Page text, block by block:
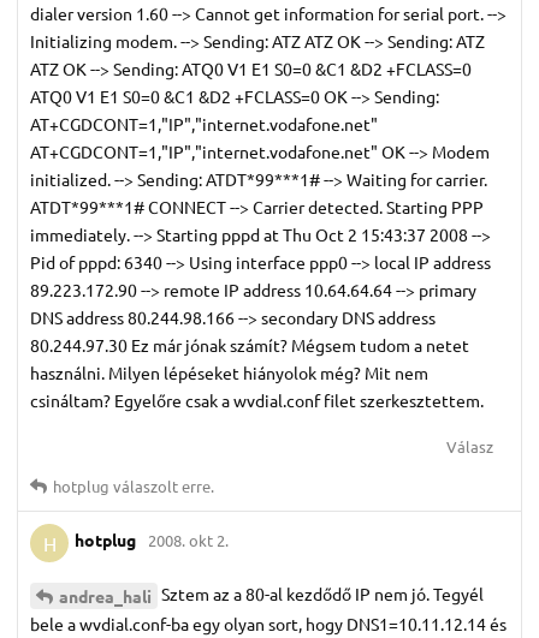
dialer version 1.60 --> Cannot get information for serial port. -->
Initializing modem. --> Sending: ATZ ATZ OK --> Sending: ATZ
ATZ OK --> Sending: ATQ0 V1 E1 S0=0 &C1 &D2 +FCLASS=0
ATQ0 V1 E1 S0=0 &C1 &D2 +FCLASS=0 OK --> Sending:
AT+CGDCONT=1,"IP","internet.vodafone.net"
AT+CGDCONT=1,"IP","internet.vodafone.net" OK --> Modem
initialized. --> Sending: ATDT*99***1# --> Waiting for carrier.
ATDT*99***1# CONNECT --> Carrier detected. Starting PPP
immediately. --> Starting pppd at Thu Oct 2 15:43:37 2008 -->
Pid of pppd: 6340 --> Using interface ppp0 --> local IP address
89.223.172.90 --> remote IP address 10.64.64.64 --> primary
DNS address 80.244.98.166 --> secondary DNS address
80.244.97.30 Ez már jónak számít? Mégsem tudom a netet
használni. Milyen lépéseket hiányolok még? Mit nem
csináltam? Egyelőre csak a wvdial.conf filet szerkesztettem.
Válasz
hotplug válaszolt erre.
H hotplug 2008. okt 2.
andrea_hali Sztem az a 80-al kezdődő IP nem jó. Tegyél
bele a wvdial.conf-ba egy olyan sort, hogy DNS1=10.11.12.14 és